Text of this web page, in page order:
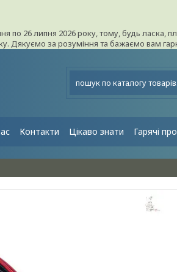
по 26 липня 2026 року, тому, будь
Дякуємо за розуміння та бажаємо вам
Контакти Цікаво знати Гарячі